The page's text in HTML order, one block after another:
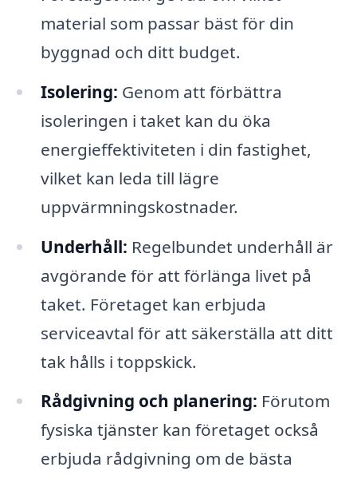
material som passar bäst för din
byggnad och ditt budget.
Isolering: Genom att förbättra
isoleringen i taket kan du öka
energieffektiviteten i din fastighet,
vilket kan leda till lägre
uppvärmningskostnader.
Underhåll: Regelbundet underhåll är
avgörande för att förlänga livet på
taket. Företaget kan erbjuda
serviceavtal för att säkerställa att ditt
tak hålls i toppskick.
Rådgivning och planering: Förutom
fysiska tjänster kan företaget också
erbjuda rådgivning om de bästa